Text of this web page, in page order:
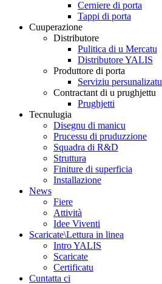
Cerniere di porta
Tappi di porta
Cuuperazione
Distributore
Pulitica di u Mercatu
Distributore YALIS
Produttore di porta
Serviziu persunalizatu
Contractant di u prughjettu
Prughjetti
Tecnulugia
Disegnu di manicu
Prucessu di pruduzzione
Squadra di R&D
Struttura
Finiture di superficia
Installazione
News
Fiere
Attività
Idee Viventi
Scaricate\Lettura in linea
Intro YALIS
Scaricate
Certificatu
Cuntatta ci